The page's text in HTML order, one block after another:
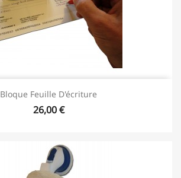
Bloque Feuille D'écriture
26,00 €